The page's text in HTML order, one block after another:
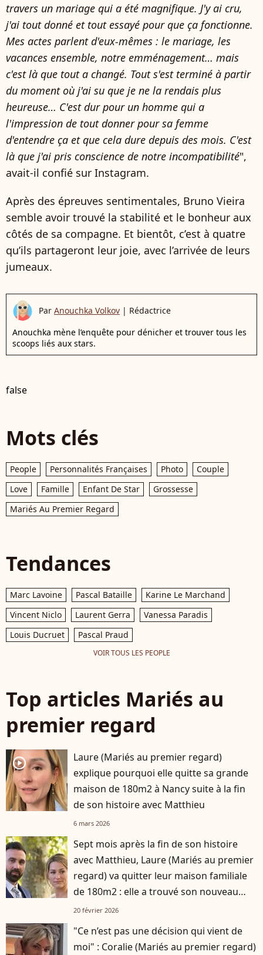
travers un mariage qui a été magnifique. J'y ai cru,
j'ai tout donné et tout essayé pour que ça fonctionne.
Mes actes parlent d'eux-mêmes : le mariage, les
vacances ensemble, notre emménagement… mais
c'est là que tout a changé. Tout s'est terminé à partir
du moment où j'ai su que je ne la rendais plus
heureuse… C'est dur pour un homme qui a
l'impression de tout donner pour sa femme
d'entendre ça et que cela dure depuis des mois. C'est
là que j'ai pris conscience de notre incompatibilité",
avait-il confié sur Instagram.
Après des épreuves sentimentales, Bruno Vieira
semble avoir trouvé la stabilité et le bonheur aux
côtés de sa compagne. Et bientôt, c’est à quatre
qu’ils partageront leur joie, avec l’arrivée de leurs
jumeaux.
Par Anouchka Volkov | Rédactrice
Anouchka mène l’enquête pour dénicher et trouver tous les
scoops liés aux stars.
false
Mots clés
People Personnalités Françaises Photo
Couple
Love
Famille Enfant De Star
Grossesse
Mariés Au Premier Regard
Tendances
Marc Lavoine Pascal Bataille
Karine Le Marchand
Vincent Niclo
Laurent Gerra
Vanessa Paradis
Louis Ducruet
Pascal Praud
VOIR TOUS LES PEOPLE
Top articles Mariés au
premier regard
player2
Laure (Mariés au premier regard)
explique pourquoi elle quitte sa grande
maison de 180m2 à Nancy suite à la fin
de son histoire avec Matthieu
6 mars 2026
Sept mois après la fin de son histoire
avec Matthieu, Laure (Mariés au premier
regard) va quitter leur maison familiale
de 180m2 : elle a trouvé son nouveau
logement
20 février 2026
"Ce n’est pas une décision qui vient de
moi" : Coralie (Mariés au premier regard)